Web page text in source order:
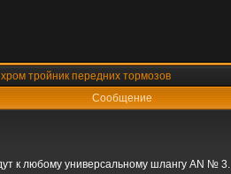
тройник передних тормозов
Сообщение
к любому универсальному шлангу AN № 3.